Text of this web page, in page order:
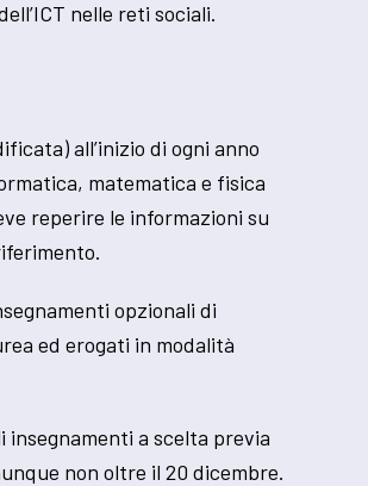
nelle reti sociali.
all’inizio di ogni anno
matematica e fisica
reperire le informazioni su
opzionali di
ed erogati in modalità
a scelta previa
non oltre il 20 dicembre.